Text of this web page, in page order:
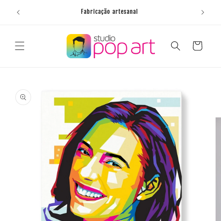
para o
Fabricação artesanal
Carrinho
informação
do produto